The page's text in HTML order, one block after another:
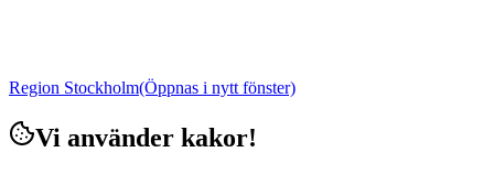
Region Stockholm(Öppnas i nytt fönster)
Vi använder kakor!